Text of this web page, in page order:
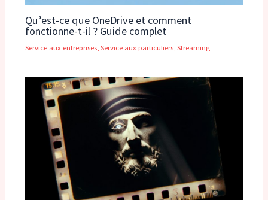
Qu’est-ce que OneDrive et comment
fonctionne-t-il ? Guide complet
Service aux entreprises, Service aux particuliers, Streaming